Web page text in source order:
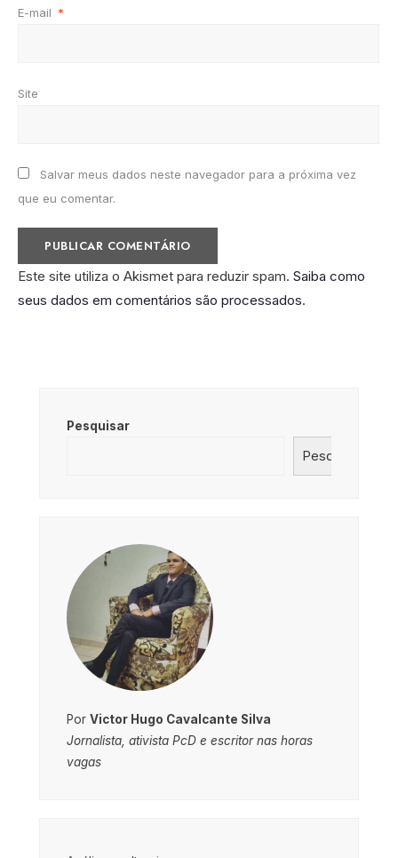
E-mail *
Site
Salvar meus dados neste navegador para a próxima vez
que eu comentar.
Este site utiliza o Akismet para reduzir spam. Saiba como
seus dados em comentários são processados.
Pesquisar
Pesquisar
Por Victor Hugo Cavalcante Silva
Jornalista, ativista PcD e escritor nas horas
vagas